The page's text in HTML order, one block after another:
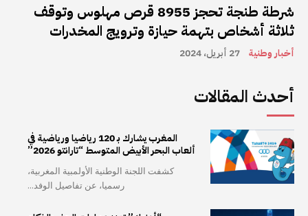
شرطة طنجة تحجز 8955 قرص مهلوس وتوقف
ثلاثة أشخاص بتهمة حيازة وترويج المخدرات
أخبار وطنية 27 أبريل، 2024
أحدث المقالات
المغرب يشارك بـ 120 رياضيا ورياضية في
ألعاب البحر الأبيض المتوسط “تارانتو 2026”
كشفت اللجنة الوطنية الأولمبية المغربية،
رسميا، عن تفاصيل الوفد...